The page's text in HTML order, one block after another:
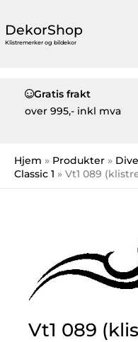
DekorShop
Klistremerker og bildekor
Gratis frakt
over 995,- inkl mva
Hjem Produkter
Classic 1
Vt1 089
Vt1 089